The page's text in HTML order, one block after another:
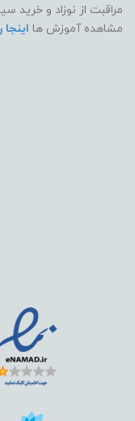
مراقبت از نوزاد و خرید
مشاهده آموزش ها